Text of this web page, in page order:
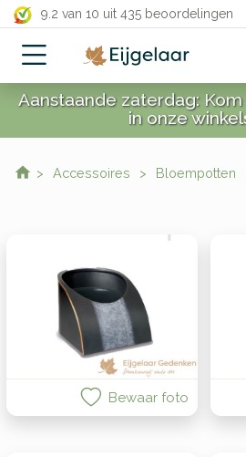
9.2 van 10 uit 435 beoordelingen
close
close
Aanstaande zaterdag:
in onze
Accessoires Bloempotten
Sortering
toon
Bewaar foto